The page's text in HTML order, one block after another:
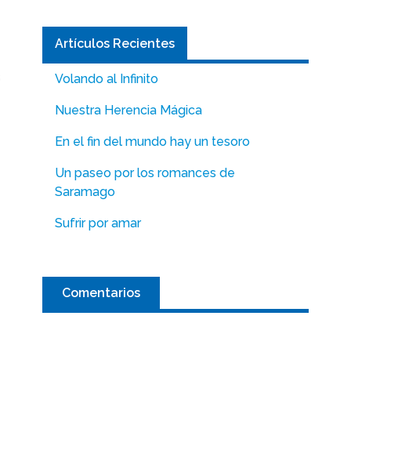
Artículos Recientes
Volando al Infinito
Nuestra Herencia Mágica
En el fin del mundo hay un tesoro
Un paseo por los romances de
Saramago
Sufrir por amar
Comentarios